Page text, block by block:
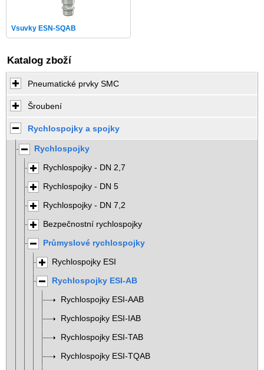
Vsuvky ESN-SQAB
Katalog zboží
Pneumatické prvky SMC
Šroubení
Rychlospojky a spojky
Rychlospojky
Rychlospojky - DN 2,7
Rychlospojky - DN 5
Rychlospojky - DN 7,2
Bezpečnostní rychlospojky
Průmyslové rychlospojky
Rychlospojky ESI
Rychlospojky ESI-AB
Rychlospojky ESI-AAB
Rychlospojky ESI-IAB
Rychlospojky ESI-TAB
Rychlospojky ESI-TQAB